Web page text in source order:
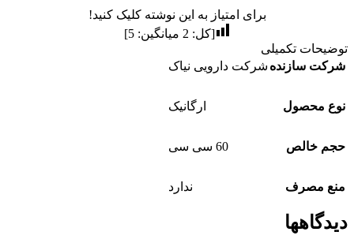
برای امتیاز به این نوشته کلیک کنید!
[کل: 2 میانگین:5
]
توضیحات تکمیلی
شرکت سازنده شرکت دارویی نیاک
نوع محصول ارگانیک
حجم خالص 60 سی سی
منع مصرف ندارد
دیدگاهها